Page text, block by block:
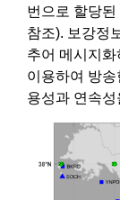
번으로 할당
참조). 보강정
추어 메시지
이용하여 방
용성과 연속